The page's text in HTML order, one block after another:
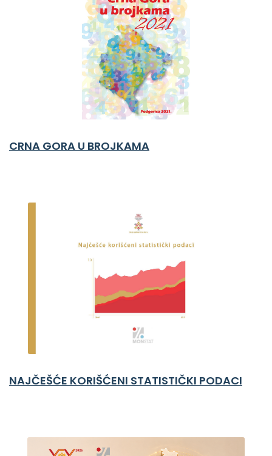
CRNA GORA U BROJKAMA
NAJČEŠĆE KORIŠĆENI STATISTIČKI PODACI